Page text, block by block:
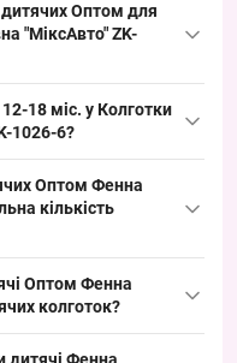
можна оптом з Одеса 7КМ;
який швидко
та поповнення.
дитячих Оптом для
"МіксАвто" ZK-
матеріал,
доповнює базовий
18 міс. у Колготки
1026-6?
цей ходовий молодший
сегменті та зручно
Оптом Фенна
кількість
замовлення —
точок під
Оптом Фенна
колготок?